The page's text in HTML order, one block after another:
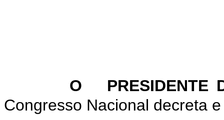
O PRESIDENTE
Congresso Nacional decreta